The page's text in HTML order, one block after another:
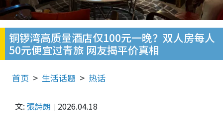
铜锣湾高质量酒店仅100元一晚？双人房每人
50元便宜过青旅 网友揭平价真相
首页 生活话题 热话
文: 張詩朗 2026.04.18